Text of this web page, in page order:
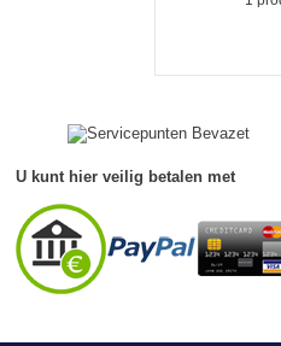
U kunt hier veilig betalen met